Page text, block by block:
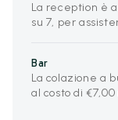
La reception è
su 7, per
Bar
La colazione a
al costo di